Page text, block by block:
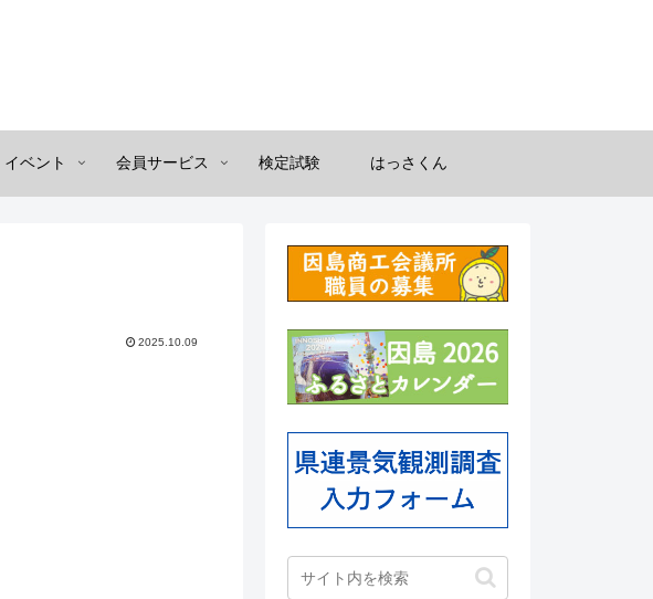
ベント 会員サービス 検定試験 はっさくん
2025.10.09